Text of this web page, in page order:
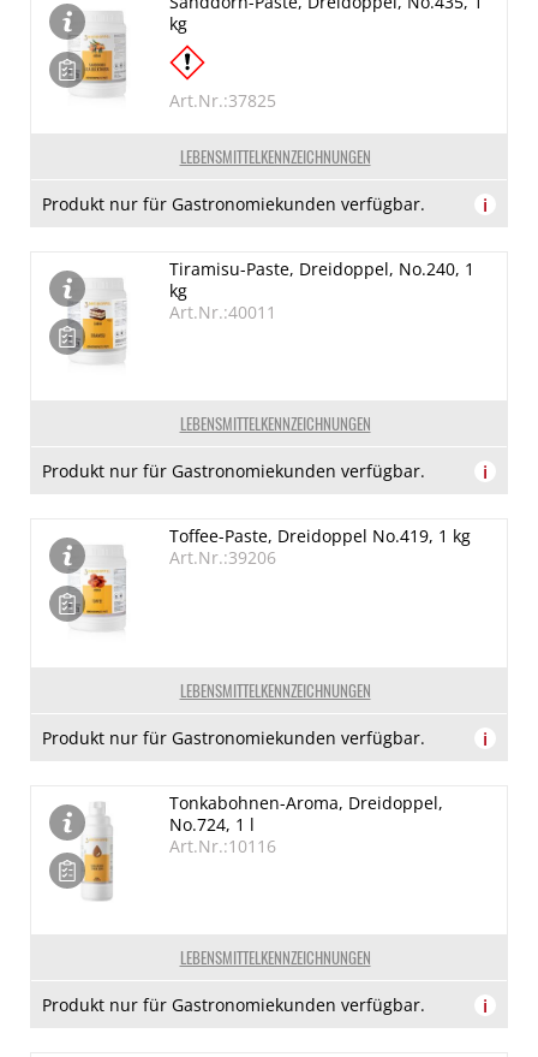
LEBENSMITTELKENNZEICHNUNGEN
kg
Art.Nr.:37825
Produkt nur für Gastronomiekunden verfügbar. i
LEBENSMITTELKENNZEICHNUNGEN
Tiramisu-Paste, Dreidoppel, No.240, 1
kg
Art.Nr.:40011
Produkt nur für Gastronomiekunden verfügbar. i
LEBENSMITTELKENNZEICHNUNGEN
Toffee-Paste, Dreidoppel No.419, 1 kg
Art.Nr.:39206
Produkt nur für Gastronomiekunden verfügbar. i
LEBENSMITTELKENNZEICHNUNGEN
Tonkabohnen-Aroma, Dreidoppel,
No.724, 1 l
Art.Nr.:10116
Produkt nur für Gastronomiekunden verfügbar. i